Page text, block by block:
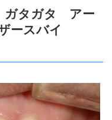
タガタ アー
スバイ